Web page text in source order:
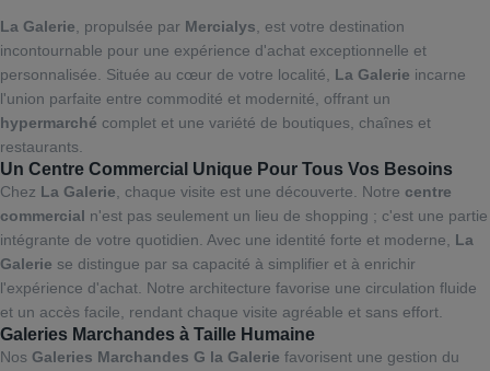
La Galerie , propulsée par Mercialys , est votre destination
incontournable pour une expérience d'achat exceptionnelle et
personnalisée. Située au cœur de votre localité, La Galerie incarne
l'union parfaite entre commodité et modernité, offrant un
hypermarché complet et une variété de boutiques, chaînes et
restaurants.
Un Centre Commercial Unique Pour Tous Vos Besoins
Chez La Galerie , chaque visite est une découverte. Notre centre
commercial n'est pas seulement un lieu de shopping ; c'est une partie
intégrante de votre quotidien. Avec une identité forte et moderne, La
Galerie se distingue par sa capacité à simplifier et à enrichir
l'expérience d'achat. Notre architecture favorise une circulation fluide
et un accès facile, rendant chaque visite agréable et sans effort.
Galeries Marchandes à Taille Humaine
Nos Galeries Marchandes G la Galerie favorisent une gestion du